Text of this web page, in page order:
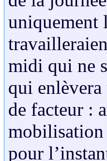
uniquement
midi qui ne
qui enlèvera
de facteur :
mobilisation
pour